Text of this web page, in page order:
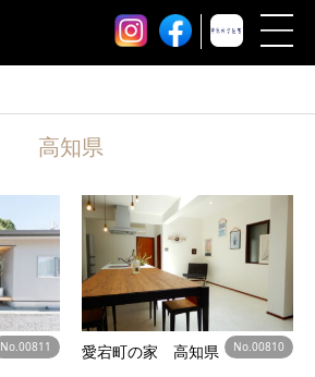
高知県
No.00811 愛宕町の家 高知県 No.00810